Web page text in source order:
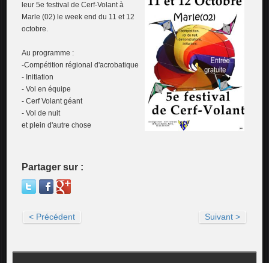
leur 5e festival de Cerf-Volant à
Marle (02) le week end du 11 et 12
octobre.
Au programme :
-Compétition régional d'acrobatique
- Initiation
- Vol en équipe
- Cerf Volant géant
- Vol de nuit
et plein d'autre chose
Partager sur :
< Précédent Suivant >